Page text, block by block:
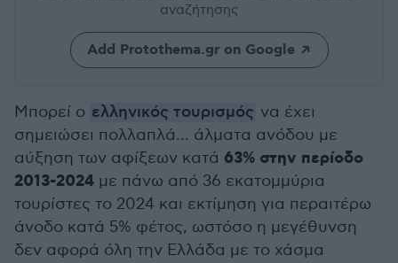
αναζήτησης
Add Protothema.gr on Google
Μπορεί ο ελληνικός τουρισμός να έχει
σημειώσει πολλαπλά… άλματα ανόδου με
αύξηση των αφίξεων κατά 63% στην περίοδο
2013-2024 με πάνω από 36 εκατομμύρια
τουρίστες το 2024 και εκτίμηση για περαιτέρω
άνοδο κατά 5% φέτος, ωστόσο η μεγέθυνση
δεν αφορά όλη την Ελλάδα με το χάσμα